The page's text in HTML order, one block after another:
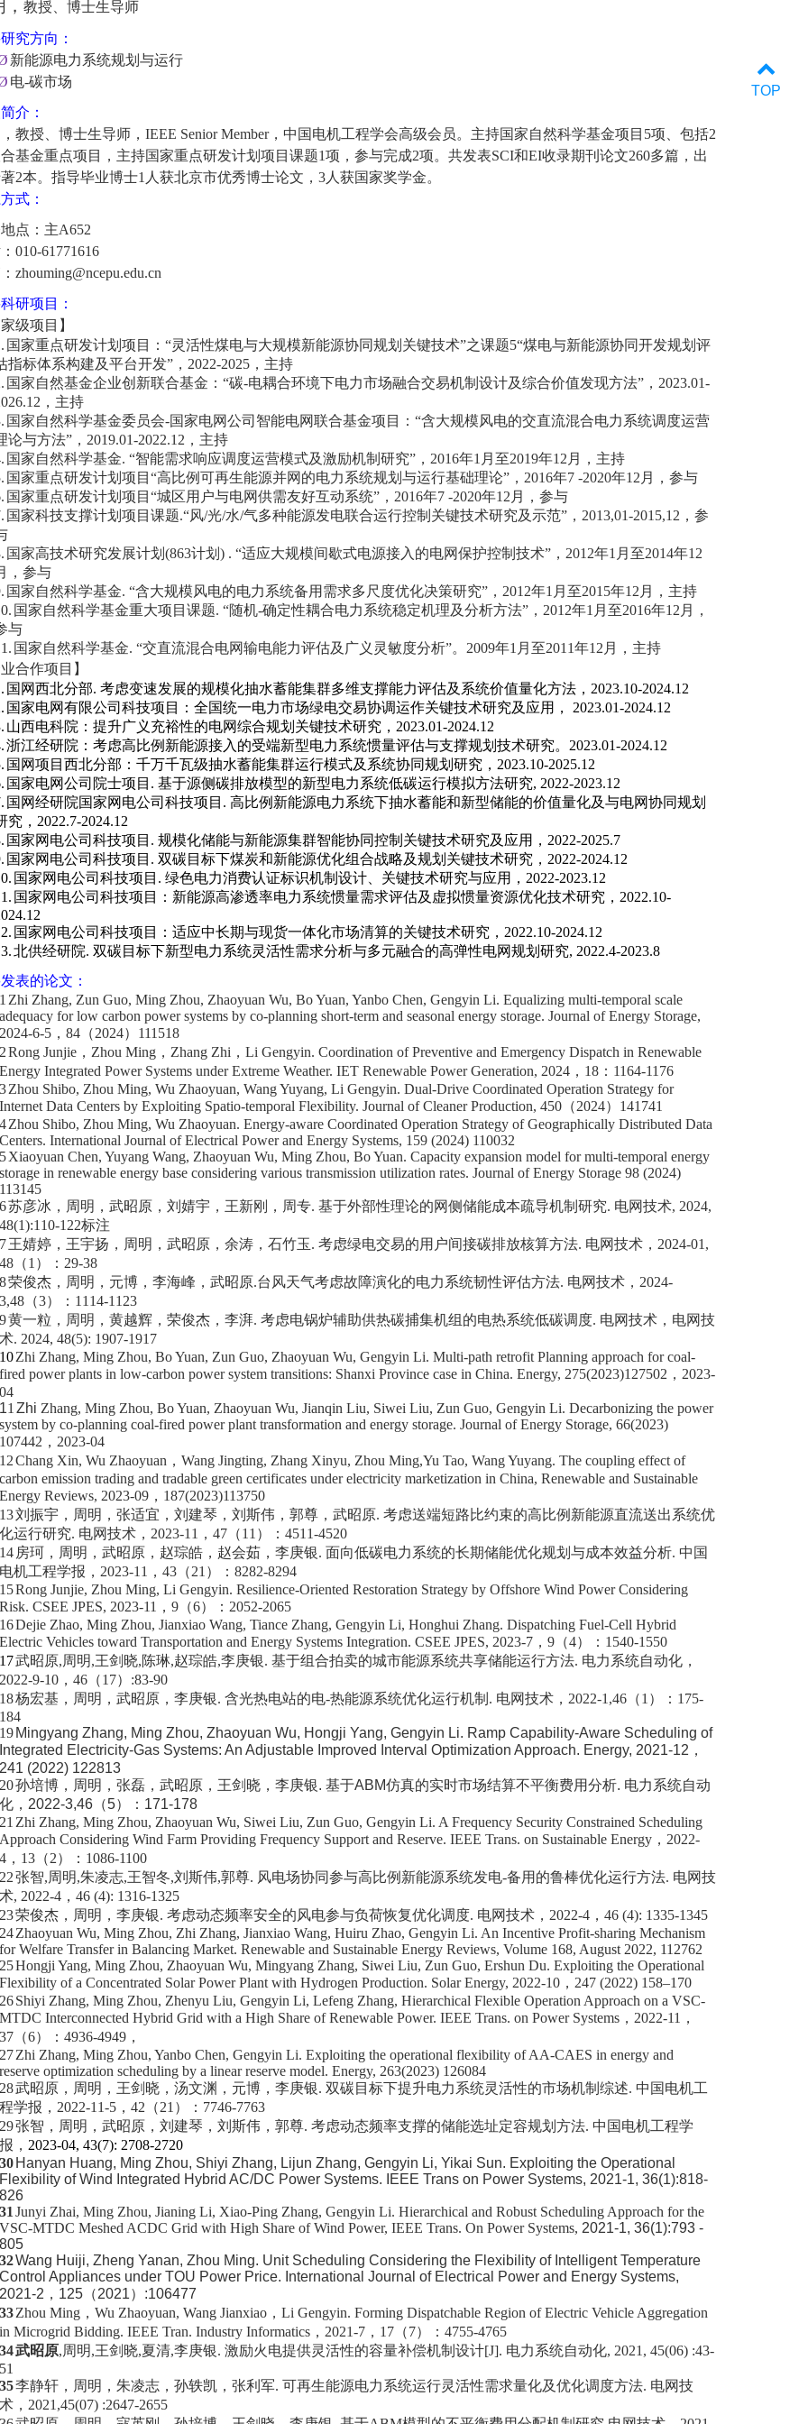
教授、博士生导师
究方向：
新能源电力系统规划与运行
电-碳市场
介：
教授、博士生导师， IEEE Senior Member，中国电机工程学会高级会员。主持国家自然科学基金项目 5项、包括2
基金重点项目，主持国家重点研发计划项目课题1项，参与完成2项。共发表SCI和EI收录期刊论文260多篇，出
2本。指导毕业博士1 人获北京市优秀博士论文， 3 人获国家奖学金。
式 ：
点：主A652
010-61771616
zhouming@ncepu.edu.cn
研项目：
家级项目】
国家重点研发计划项目： “灵活性煤电与大规模新能源协同规划关键技术”之课题5“煤电与新能源协同开发规划评
指标体系构建及平台开发” ， 2022-2025 ，主持
国家自然基金企业创新联合基金： “碳-电耦合环境下电力市场融合交易机制设计及综合价值发现方法” ， 2023.01-
，主持
国家自然科学基金委员会-国家电网公司智能电网联合基金项目： “含大规模风电的交直流混合电力系统调度运营
论与方法” ， 2019.01-2022.12 ，主持
国家自然科学基金. “智能需求响应调度运营模式及激励机制研究” ， 2016年1 月至2019年12 月，主持
国家重点研发计划项目 “高比例可再生能源并网的电力系统规划与运行基础理论” ， 2016年7 -2020年12 月，参与
国家重点研发计划项目 “城区用户与电网供需友好互动系统” ， 2016年7 -2020年12 月，参与
国家科技支撑计划项目课题.“风/光/水/气多种能源发电联合运行控制关键技术研究及示范” ， 2013,01-2015,12 ，参
国家高技术研究发展计划 (863计划 ) . “适应大规模间歇式电源接入的电网保护控制技术” ， 2012年1 月至2014年12
，参与
国家自然科学基金. “含大规模风电的电力系统备用需求多尺度优化决策研究” ， 2012年1 月至2015年12 月，主持
国家自然科学基金重大项目课题. “随机-确定性耦合电力系统稳定机理及分析方法” ， 2012年1 月至2016年12 月，
与
国家自然科学基金. “交直流混合电网输电能力评估及广义灵敏度分析”。 2009年1 月至2011年12 月，主持
业合作项目】
国网西北分部. 考虑变速发展的规模化抽水蓄能集群多维支撑能力评估及系统价值量化方法， 2023.10-2024.12
国家电网有限公司科技项目：全国统一电力市场绿电交易协调运作关键技术研究及应用，
2023.01-2024.12
山西电科院：提升广义充裕性的电网综合规划关键技术研究， 2023.01-2024.12
浙江经研院：考虑高比例新能源接入的受端新型电力系统惯量评估与支撑规划技术研究。 2023.01-2024.12
国网项目西北分部：千万千瓦级抽水蓄能集群运行模式及系统协同规划研究， 2023.10-2025.12
国家电网公司院士项目 . 基于源侧碳排放模型的新型电力系统低碳运行模拟方法研究, 2022-2023.12
国网经研院国家网电公司科技项目 . 高比例新能源电力系统下抽水蓄能和新型储能的价值量化及与电网协同规划
究， 2022.7-2024.12
国家网电公司科技项目 . 规模化储能与新能源集群智能协同控制关键技术研究及应用， 2022-2025.7
国家网电公司科技项目 . 双碳目标下煤炭和新能源优化组合战略及规划关键技术研究， 2022-2024.12
国家网电公司科技项目 . 绿色电力消费认证标识机制设计、关键技术研究与应用， 2022-2023.12
国家网电公司科技项目：新能源高渗透率电力系统惯量需求评估及虚拟惯量资源优化技术研究， 2022.10-
国家网电公司科技项目：适应中长期与现货一体化市场清算的关键技术研究， 2022.10-2024.12
北供经研院. 双碳目标下新型电力系统灵活性需求分析与多元融合的高弹性电网规划研究, 2022.4-2023.8
表的论文：
1 Zhi Zhang, Zun Guo, Ming Zhou, Zhaoyuan Wu, Bo Yuan, Yanbo Chen, Gengyin Li. Equalizing multi-temporal scale
adequacy for low carbon power systems by co-planning short-term and seasonal energy storage. Journal of Energy Storage,
2024-6-5 ， 84 （2024） 111518
2Rong Junjie ， Zhou Ming ， Zhang Zhi ， Li Gengyin. Coordination of Preventive and Emergency Dispatch in Renewable
Energy Integrated Power Systems under Extreme Weather. IET Renewable Power Generation, 2024 ， 18 ： 1164-1176
3Zhou Shibo, Zhou Ming, Wu Zhaoyuan, Wang Yuyang, Li Gengyin. Dual-Drive Coordinated Operation Strategy for
Internet Data Centers by Exploiting Spatio-temporal Flexibility. Journal of Cleaner Production, 450 （2024） 141741
4Zhou Shibo, Zhou Ming, Wu Zhaoyuan. Energy-aware Coordinated Operation Strategy of Geographically Distributed Data
Centers. International Journal of Electrical Power and Energy Systems, 159 (2024) 110032
5Xiaoyuan Chen, Yuyang Wang, Zhaoyuan Wu, Ming Zhou, Bo Yuan. Capacity expansion model for multi-temporal energy
storage in renewable energy base considering various transmission utilization rates. Journal of Energy Storage 98 (2024)
113145
6苏彦冰，周明，武昭原，刘婧宇，王新刚，周专. 基于外部性理论的网侧储能成本疏导机制研究. 电网技术, 2024,
48(1):110-122标注
7王婧婷，王宇扬，周明，武昭原，余涛，石竹玉. 考虑绿电交易的用户间接碳排放核算方法. 电网技术， 2024-01,
48 （1 ）： 29-38
8荣俊杰，周明，元博，李海峰，武昭原.台风天气考虑故障演化的电力系统韧性评估方法. 电网技术， 2024-
3,48 （3）： 1114-1123
9黄一粒，周明，黄越辉，荣俊杰，李湃. 考虑电锅炉辅助供热碳捕集机组的电热系统低碳调度. 电网技术，电网技
术. 2024, 48(5): 1907-1917
10Zhi Zhang, Ming Zhou, Bo Yuan, Zun Guo, Zhaoyuan Wu, Gengyin Li. Multi-path retrofit Planning approach for coal-
fired power plants in low-carbon power system transitions: Shanxi Province case in China. Energy, 275(2023)127502 ， 2023-
04
11 Zhi Zhang, Ming Zhou, Bo Yuan, Zhaoyuan Wu, Jianqin Liu, Siwei Liu, Zun Guo, Gengyin Li. Decarbonizing the power
system by co-planning coal-fired power plant transformation and energy storage. Journal of Energy Storage, 66(2023)
107442 ， 2023-04
12Chang Xin, Wu Zhaoyuan ， Wang Jingting, Zhang Xinyu, Zhou Ming,Yu Tao, Wang Yuyang. The coupling effect of
carbon emission trading and tradable green certificates under electricity marketization in China, Renewable and Sustainable
Energy Reviews, 2023-09 ， 187(2023)113750
13刘振宇，周明，张适宜，刘建琴，刘斯伟，郭尊，武昭原. 考虑送端短路比约束的高比例新能源直流送出系统优
化运行研究. 电网技术， 2023-11 ， 47 （11 ）： 4511-4520
14 房珂，周明，武昭原，赵琮皓，赵会茹，李庚银. 面向低碳电力系统的长期储能优化规划与成本效益分析. 中国
电机工程学报， 2023-11 ， 43 （21 ）： 8282-8294
15Rong Junjie, Zhou Ming, Li Gengyin. Resilience-Oriented Restoration Strategy by Offshore Wind Power Considering
Risk. CSEE JPES, 2023-11 ， 9 （6）： 2052-2065
16Dejie Zhao, Ming Zhou, Jianxiao Wang, Tiance Zhang, Gengyin Li, Honghui Zhang. Dispatching Fuel-Cell Hybrid
Electric Vehicles toward Transportation and Energy Systems Integration. CSEE JPES, 2023-7 ， 9 （4）： 1540-1550
17武昭原,周明,王剑晓,陈琳,赵琮皓,李庚银. 基于组合拍卖的城市能源系统共享储能运行方法. 电力系统自动化，
2022-9-10 ， 46 （17） :83-90
18杨宏基，周明，武昭原，李庚银. 含光热电站的电-热能源系统优化运行机制 . 电网技术， 2022-1,46 （1 ）： 175-
184
19 Mingyang Zhang, Ming Zhou, Zhaoyuan Wu, Hongji Yang, Gengyin Li. Ramp Capability-Aware Scheduling of
Integrated Electricity-Gas Systems: An Adjustable Improved Interval Optimization Approach. Energy, 2021-12 ，
241 (2022) 122813
20孙培博，周明，张磊，武昭原，王剑晓，李庚银. 基于ABM仿真的实时市场结算不平衡费用分析. 电力系统自动
化， 2022-3,46 （5）： 171-178
21 Zhi Zhang, Ming Zhou, Zhaoyuan Wu, Siwei Liu, Zun Guo, Gengyin Li. A Frequency Security Constrained Scheduling
Approach Considering Wind Farm Providing Frequency Support and Reserve. IEEE Trans. on Sustainable Energy ， 2022-
4 ， 13 （2）： 1086-1100
22张智,周明,朱凌志,王智冬,刘斯伟,郭尊. 风电场协同参与高比例新能源系统发电-备用的鲁棒优化运行方法. 电网技
术, 2022-4 ， 46 (4): 1316-1325
23荣俊杰，周明，李庚银. 考虑动态频率安全的风电参与负荷恢复优化调度. 电网技术， 2022-4 ， 46 (4): 1335-1345
24Zhaoyuan Wu, Ming Zhou, Zhi Zhang, Jianxiao Wang, Huiru Zhao, Gengyin Li. An Incentive Profit-sharing Mechanism
for Welfare Transfer in Balancing Market. Renewable and Sustainable Energy Reviews, Volume 168, August 2022, 112762
25Hongji Yang, Ming Zhou, Zhaoyuan Wu, Mingyang Zhang, Siwei Liu, Zun Guo, Ershun Du. Exploiting the Operational
Flexibility of a Concentrated Solar Power Plant with Hydrogen Production. Solar Energy, 2022-10 ， 247 (2022) 158–170
26Shiyi Zhang, Ming Zhou, Zhenyu Liu, Gengyin Li, Lefeng Zhang, Hierarchical Flexible Operation Approach on a VSC-
MTDC Interconnected Hybrid Grid with a High Share of Renewable Power. IEEE Trans. on Power Systems ， 2022-11 ，
37 （6）： 4936-4949 ，
27Zhi Zhang, Ming Zhou, Yanbo Chen, Gengyin Li. Exploiting the operational flexibility of AA-CAES in energy and
reserve optimization scheduling by a linear reserve model. Energy, 263(2023) 126084
28武昭原，周明，王剑晓，汤文渊，元博，李庚银. 双碳目标下提升电力系统灵活性的市场机制综述. 中国电机工
程学报， 2022-11-5 ， 42 （21 ）： 7746-7763
29张智，周明，武昭原，刘建琴，刘斯伟，郭尊. 考虑动态频率支撑的储能选址定容规划方法. 中国电机工程学
报， 2023-04, 43(7): 2708-2720
30 Hanyan Huang, Ming Zhou, Shiyi Zhang, Lijun Zhang, Gengyin Li, Yikai Sun. Exploiting the Operational
Flexibility of Wind Integrated Hybrid AC/DC Power Systems.
IEEE Trans on Power Systems, 2021-1, 36(1):818-
826
31 Junyi Zhai, Ming Zhou, Jianing Li, Xiao-Ping Zhang, Gengyin Li. Hierarchical and Robust Scheduling Approach for the
VSC-MTDC Meshed ACDC Grid with High Share of Wind Power, IEEE Trans. On Power Systems, 2021-1, 36(1):793 -
805
32Wang Huiji, Zheng Yanan, Zhou Ming. Unit Scheduling Considering the Flexibility of Intelligent Temperature
Control Appliances under TOU Power Price. International Journal of Electrical Power and Energy Systems,
2021-2 ， 125 （2021） :106477
33Zhou Ming ， Wu Zhaoyuan, Wang Jianxiao ， Li Gengyin. Forming Dispatchable Region of Electric Vehicle Aggregation
in Microgrid Bidding. IEEE Tran. Industry Informatics ， 2021-7 ， 17 （7）： 4755-4765
34武昭原,周明,王剑晓,夏清,李庚银. 激励火电提供灵活性的容量补偿机制设计[J]. 电力系统自动化, 2021, 45(06) :43-
51
35李静轩，周明，朱凌志，孙轶凯，张利军. 可再生能源电力系统运行灵活性需求量化及优化调度方法. 电网技
术， 2021,45(07) :2647-2655
TOP